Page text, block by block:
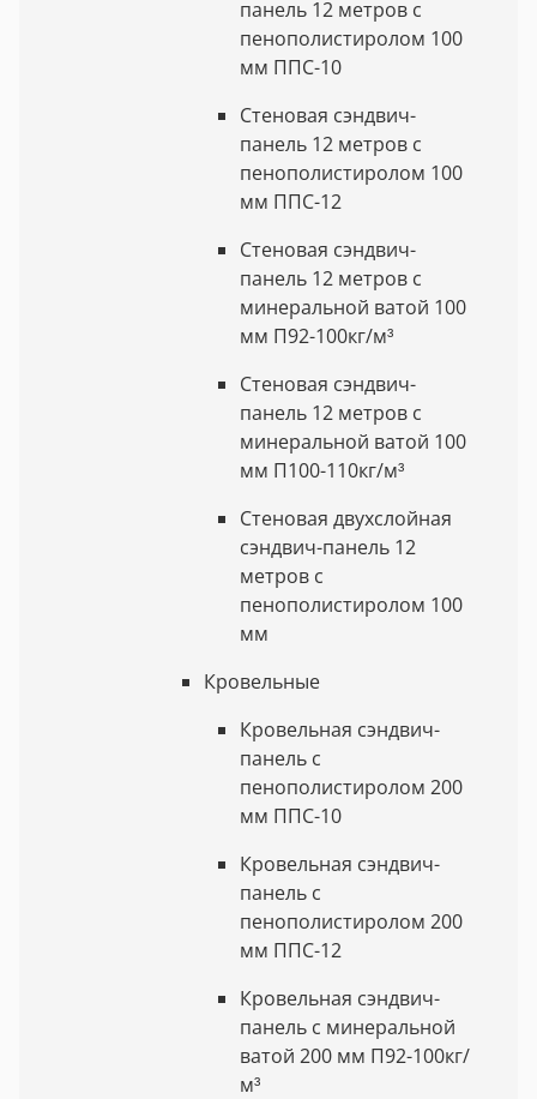
панель 12 метров с
пенополистиролом 100
мм ППС-10
Стеновая сэндвич-
панель 12 метров с
пенополистиролом 100
мм ППС-12
Стеновая сэндвич-
панель 12 метров с
минеральной ватой 100
мм П92-100кг/м³
Стеновая сэндвич-
панель 12 метров с
минеральной ватой 100
мм П100-110кг/м³
Стеновая двухслойная
сэндвич-панель 12
метров с
пенополистиролом 100
мм
Кровельные
Кровельная сэндвич-
панель с
пенополистиролом 200
мм ППС-10
Кровельная сэндвич-
панель с
пенополистиролом 200
мм ППС-12
Кровельная сэндвич-
панель с минеральной
ватой 200 мм П92-100кг/
м³